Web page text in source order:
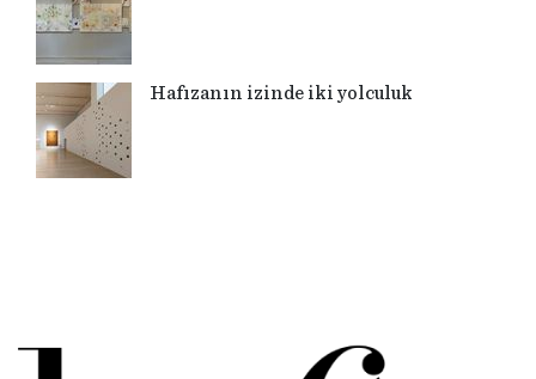
Hafızanın izinde iki yolculuk